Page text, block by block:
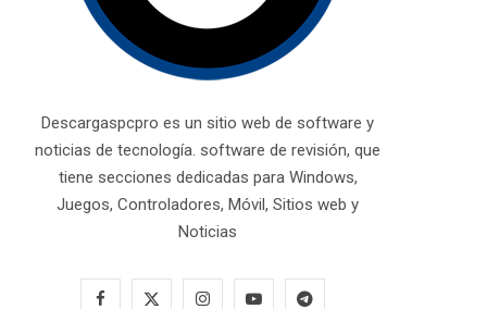
Descargaspcpro es un sitio web de software y
noticias de tecnología. software de revisión, que
tiene secciones dedicadas para Windows,
Juegos, Controladores, Móvil, Sitios web y
Noticias
F I Y T